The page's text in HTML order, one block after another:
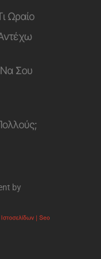
Ωραίο
Να Σου
by